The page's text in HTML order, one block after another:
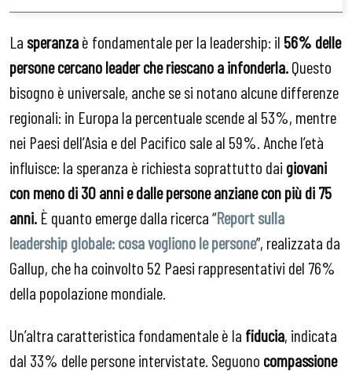
La speranzaè fondamentale per la leadership: il 56% delle
persone cercano leader che riescano a infonderla.Questo
bisogno è universale, anche se si notano alcune differenze
regionali: in Europa la percentuale scende al 53%, mentre
nei Paesi dell’Asia e del Pacifico sale al 59%. Anche l’età
influisce: la speranza è richiesta soprattutto dai giovani
con meno di 30 anni e dalle persone anziane con più di 75
anni. È quanto emerge dalla ricerca “Report sulla
leadership globale: cosa vogliono le persone”, realizzata da
Gallup, che ha coinvolto 52 Paesi rappresentativi del 76%
della popolazione mondiale.
Un’altra caratteristica fondamentale è la fiducia, indicata
dal 33% delle persone intervistate. Seguono compassione